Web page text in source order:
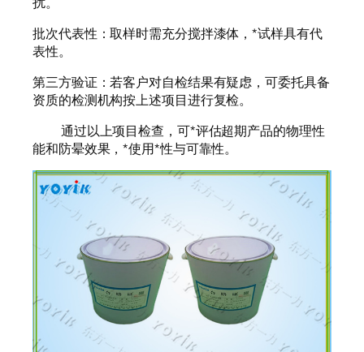
批次代表性：取样时需充分搅拌漆体，*试样具有代
表性。
第三方验证：若客户对自检结果有疑虑，可委托具备
资质的检测机构按上述项目进行复检。
通过以上项目检查，可*评估超期产品的物理性
能和防晕效果，*使用*性与可靠性。